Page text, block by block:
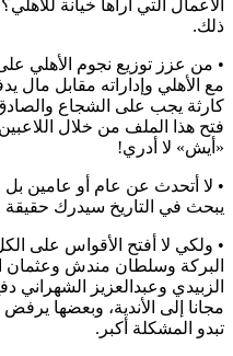
الأعمال التي أراها خيانة
ذلك.
• من عزز توزيع نجوم الأهلي
مع الأهلي وإداراته مقابل مال
كارثة يجب على الشجاع
فتح هذا الملف من خلال
«أيش» لا أدري!
• لا أتحدث عن عام أو عامين
يبحث في التاريخ سيدرك حقيقة
• ولكي لا أفتح الأقواس على
البركة وسلطان مندش وعثمان
الزبيدي وعبدالعزيز الشهراني
مجانا إلى الأندية، وبعضها
تبدو المشكلة أكبر.